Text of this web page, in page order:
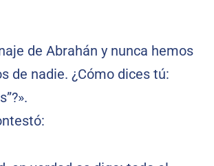
de Abrahán y nunca hemos
de nadie. ¿Cómo dices tú: